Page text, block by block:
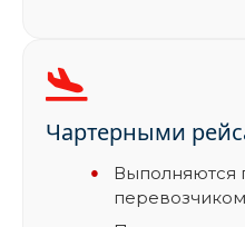
Чартерными
Выполняются